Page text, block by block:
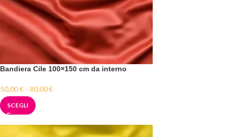
Bandiera Cile 100×150 cm da interno
50,00€ - 80,00€
SCEGLI